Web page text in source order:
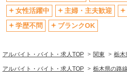
退職金・財形貯蓄制度あり
各種
ティ
制服貸与
同じ職種から求人を探す
女性活躍中
主婦・主夫歓迎
学歴不問
ブランクOK
アルバイト・バイト・求人TOP 関東 栃木
アルバイト・バイト・求人TOP 栃木県の路線